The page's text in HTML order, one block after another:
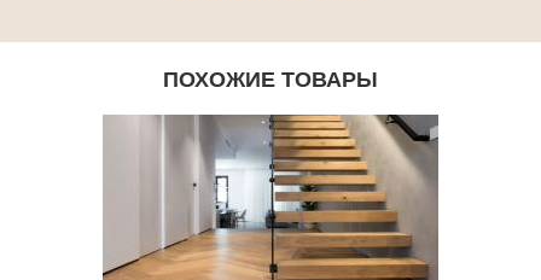
ПОХОЖИЕ ТОВАРЫ